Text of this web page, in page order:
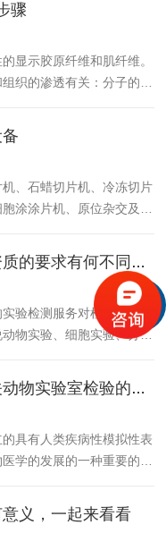
骤
显示胶原纤维和肌纤维。
织的渗透有关：分子的大
、石蜡切片机、冷冻切片
涂涂片机、原位杂交及
箱、空调、电脑及打印机
镜、联网电脑、数码相机
四大实验检测服务对检测人员资质的要求有何不同呢？
验检测服务对检测人员的
物实验、细胞实验、分子
动物实验检测的工作原理及有关动物实验室检验的要求及标准
具有人类疾病性模拟性表
学的发展的一种重要的途
物模型之一，它包括皮下
义，一起来看看